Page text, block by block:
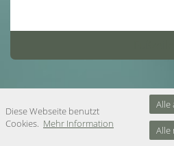
Diese Webseite benutzt
Cookies. Mehr Information
Alle
Alle